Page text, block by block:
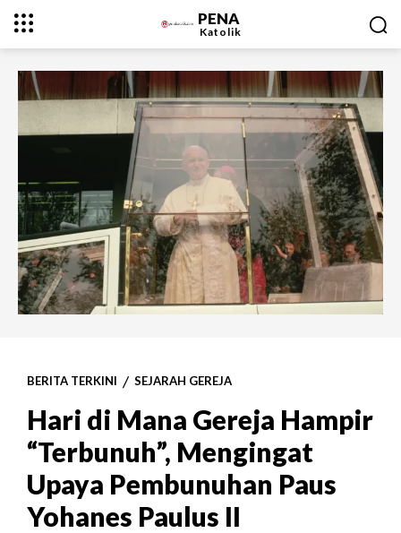
PENA
Katolik
BERITA TERKINI SEJARAH GEREJA
Hari di Mana Gereja Hampir
“Terbunuh”, Mengingat
Upaya Pembunuhan Paus
Yohanes Paulus II